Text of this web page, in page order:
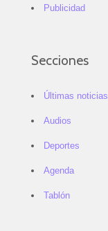
Publicidad
Secciones
Últimas noticias
Audios
Deportes
Agenda
Tablón